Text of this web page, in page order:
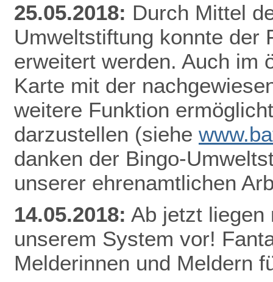
25.05.2018: Durch Mittel
Umweltstiftung konnte der
erweitert werden. Auch im
Karte mit der
weitere Funktion
darzustellen (siehe
danken der Bingo-
unserer ehrenamtlichen
14.05.2018: Ab jetzt liegen
unserem System vor!
Melderinnen und Meldern